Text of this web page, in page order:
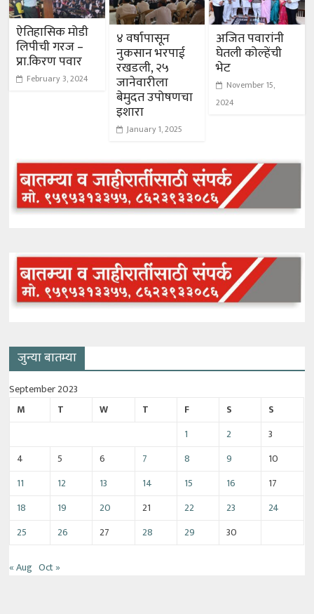
ऐतिहासिक मोडी
लिपीची गरज –
प्रा.किरण पवार
February 3, 2024
४ वर्षापासून
नुकसान भरपाई
रखडली, २५
जानेवारीला
बेमुदत उपोषणचा
इशारा
January 1, 2025
अजित पवारांनी
घेतली कोल्हेंची
भेट
November 15,
2024
जुन्या बातम्या
September 2023
M
T W T F S
S
1
2
3
4
5 6 7 8 9
10
11
12 13 14 15 16
17
18
19 20 21 22 23
24
25
26 27 28 29 30
« Aug Oct »